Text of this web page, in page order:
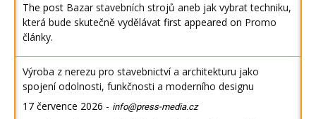
The post Bazar stavebních strojů aneb jak vybrat techniku,
která bude skutečně vydělávat first appeared on Promo
články.
Výroba z nerezu pro stavebnictví a architekturu jako
spojení odolnosti, funkčnosti a moderního designu
17 července 2026 - info@press-media.cz